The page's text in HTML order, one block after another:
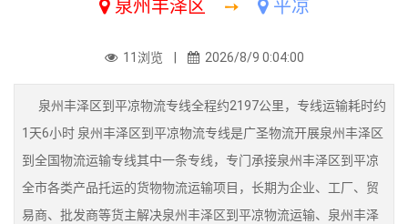
泉州丰泽区 ➙ 平凉
11浏览 | 2026/8/9 0:04:00
泉州丰泽区到平凉物流专线全程约2197公里，专线运输耗时约
1天6小时 泉州丰泽区到平凉物流专线是广圣物流开展泉州丰泽区
到全国物流运输专线其中一条专线，专门承接泉州丰泽区到平凉
全市各类产品托运的货物物流运输项目，长期为企业、工厂、贸
易商、批发商等货主解决泉州丰泽区到平凉物流运输、泉州丰泽